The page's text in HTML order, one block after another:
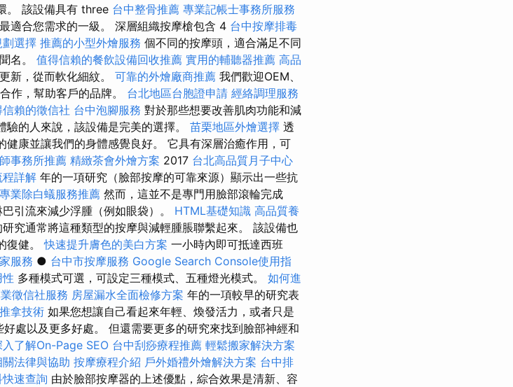
。 該設備具有 three 台中整骨推薦 專業記帳士事務所服務
適合您需求的一級。 深層組織按摩槍包含 4 台中按摩排毒
選擇 推薦的小型外燴服務 個不同的按摩頭，適合滿足不同
名。 值得信賴的餐飲設備回收推薦 實用的輔聽器推薦 高品
新，從而軟化細紋。 可靠的外燴廠商推薦 我們歡迎OEM、
作，幫助客戶的品牌。 台北地區台胞證申請 經絡調理服務
賴的徵信社 台中泡腳服務 對於那些想要改善肌肉功能和減
的人來說，該設備是完美的選擇。 苗栗地區外燴選擇 透
康並讓我們的身體感覺良好。 它具有深層治癒作用，可
事務所推薦 精緻茶會外燴方案 2017 台北高品質月子中心
程詳解 年的一項研究（臉部按摩的可靠來源）顯示出一些抗
專業除白蟻服務推薦 然而，這並不是專門用臉部滾輪完成
引流來減少浮腫（例如眼袋）。 HTML基礎知識 高品質養
究通常將這種類型的按摩與減輕腫脹聯繫起來。 該設備也
復健。快速提升膚色的美白方案 一小時內即可抵達西班
服務 ● 台中市按摩服務 Google Search Console使用指
多種模式可選，可設定三種模式、五種燈光模式。 如何進
徵信社服務 房屋漏水全面檢修方案 年的一項較早的研究表
拿技術 如果您想讓自己看起來年輕、煥發活力，或者只是
處以及更多好處。 但還需要更多的研究來找到臉部神經和
入了解On-Page SEO 台中刮痧療程推薦 輕鬆搬家解決方案
法律與協助 按摩療程介紹 戶外婚禮外燴解決方案 台中排
速查詢 由於臉部按摩器的上述優點，綜合效果是清新、容